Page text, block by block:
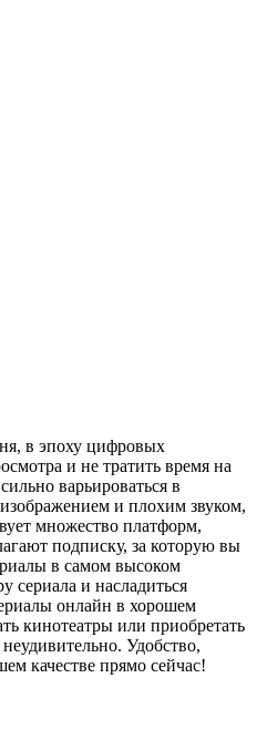
в эпоху цифровых
и не тратить время на
варьироваться в
и плохим звуком,
множество платформ,
подписку, за которую вы
в самом высоком
сериала и насладиться
онлайн в хорошем
кинотеатры или приобретать
Удобство,
качестве прямо сейчас!